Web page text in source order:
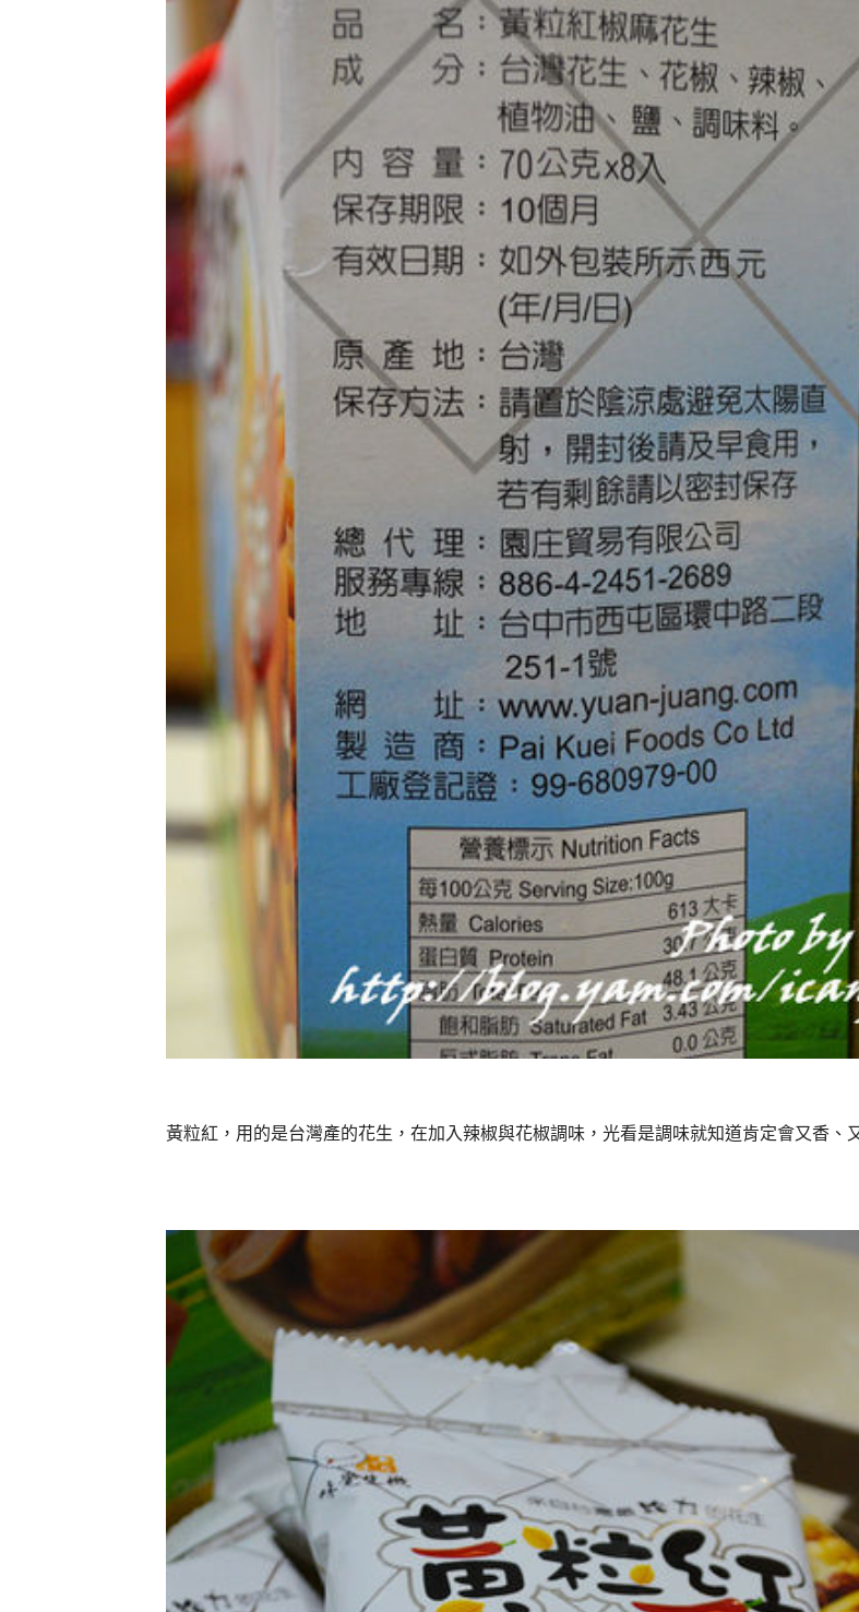
黃粒紅，用的是台灣產的花生，在加入辣椒與花椒調味，光看是調味就知道肯定會又香、